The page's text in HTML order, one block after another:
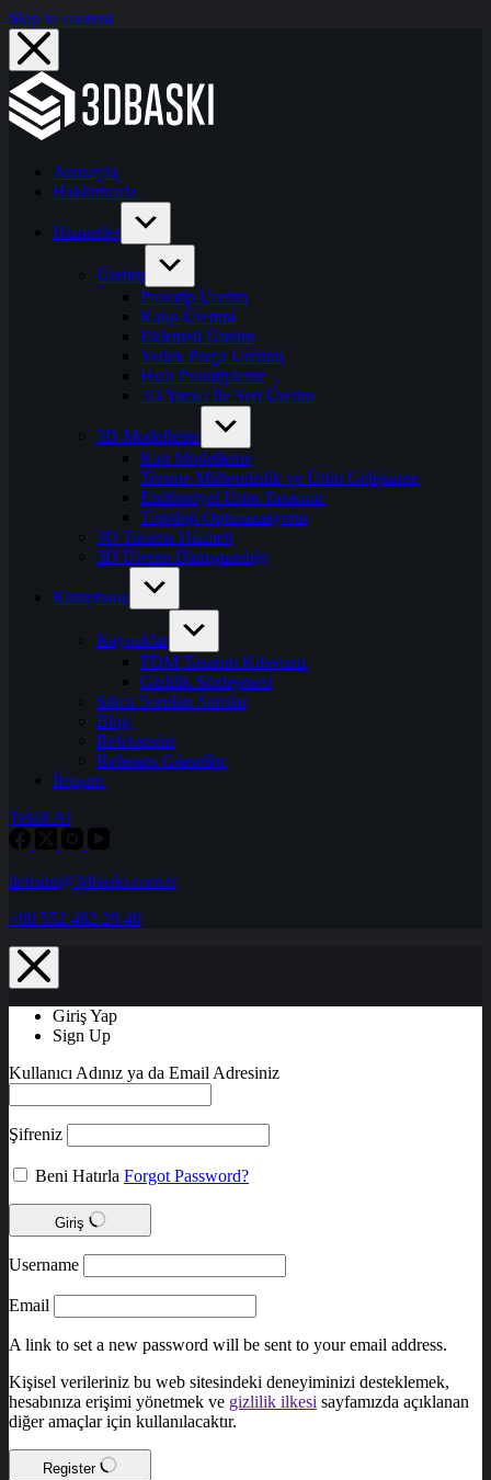
Skip to content
Anasayfa
Hakkımızda
Hizmetler
Üretim
Prototip Üretim
Kalıp Üretimi
Eklemeli Üretim
Yedek Parça Üretimi
Hızlı Prototipleme
3D Yazıcı İle Seri Üretim
3D Modelleme
Katı Modelleme
Tersine Mühendislik ve Ürün Geliştirme
Endüstriyel Ürün Tasarımı
Topoloji Optimizasyonu
3D Tarama Hizmeti
3D Üretim Danışmanlığı
Kütüphane
Kaynaklar
FDM Tasarım Kılavuzu
Gizlilik Sözleşmesi
Sıkca Sorulan Sorular
Blog
Referanslar
Referans Görseller
İletişim
Teklif Al
iletisim@3dbaski.com.tr
+90 552 482 29 40
Giriş Yap
Sign Up
Kullanıcı Adınız ya da Email Adresiniz
Şifreniz
Beni Hatırla Forgot Password?
Giriş
Username
Email
A link to set a new password will be sent to your email address.
Kişisel verileriniz bu web sitesindeki deneyiminizi desteklemek,
hesabınıza erişimi yönetmek ve gizlilik ilkesi sayfamızda açıklanan
diğer amaçlar için kullanılacaktır.
Register